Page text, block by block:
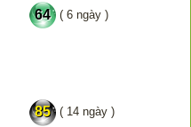
64 ( 6 ngày )
85 ( 14 ngày )